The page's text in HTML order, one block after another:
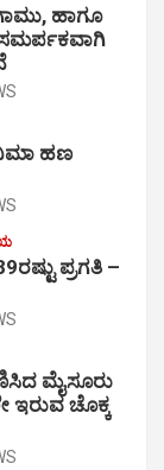
ಹಾಗೂ
ವಿಮಾ ಹಣ
ಪ್ರಗತಿ –
ಮೈಸೂರು
ಇರುವ ಚೊಕ್ಕ